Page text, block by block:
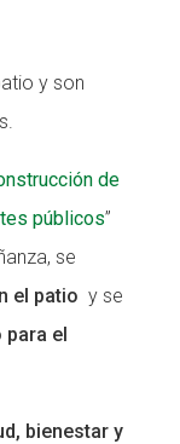
y son
de
públicos”
se
el patio y se
para el
bienestar y